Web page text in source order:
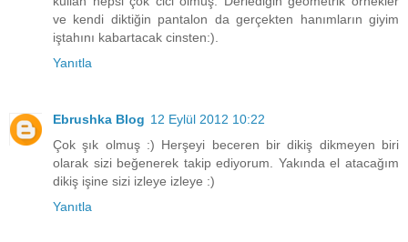
ve kendi diktiğin pantalon da gerçekten hanımların giyim
iştahını kabartacak cinsten:).
Yanıtla
Ebrushka Blog 12 Eylül 2012 10:22
Çok şık olmuş :) Herşeyi beceren bir dikiş dikmeyen biri
olarak sizi beğenerek takip ediyorum. Yakında el atacağım
dikiş işine sizi izleye izleye :)
Yanıtla